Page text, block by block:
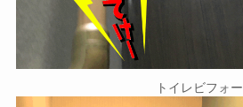
トイレビフォー